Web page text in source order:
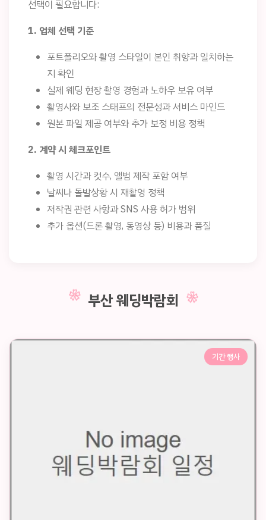
선택이 필요합니다:
1. 업체 선택 기준
포트폴리오와 촬영 스타일이 본인 취향과 일치하는
지 확인
실제 웨딩 현장 촬영 경험과 노하우 보유 여부
촬영사와 보조 스태프의 전문성과 서비스 마인드
원본 파일 제공 여부와 추가 보정 비용 정책
2. 계약 시 체크포인트
촬영 시간과 컷수, 앨범 제작 포함 여부
날씨나 돌발상황 시 재촬영 정책
저작권 관련 사항과 SNS 사용 허가 범위
추가 옵션(드론 촬영, 동영상 등) 비용과 품질
부산 웨딩박람회
기간 행사